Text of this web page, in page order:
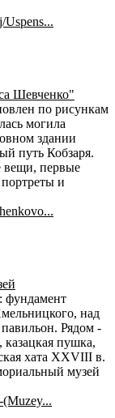
Uspens...
Шевченко"
по рисункам
могила
здании
путь Кобзаря.
вещи, первые
и
фундамент
над
Рядом -
казацкая пушка,
хата XXVIII в.
музей
(Muzey...